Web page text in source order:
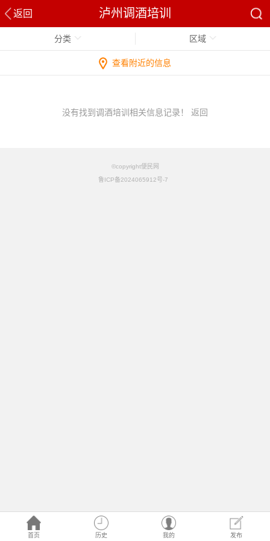
返回 泸州调酒培训
首页 历史 我的 发布
分类 区域
查看附近的信息
没有找到调酒培训相关信息记录！ 返回
©copyright便民网
鲁ICP备2024065912号-7